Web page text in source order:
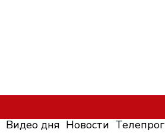
Видео дня Новости